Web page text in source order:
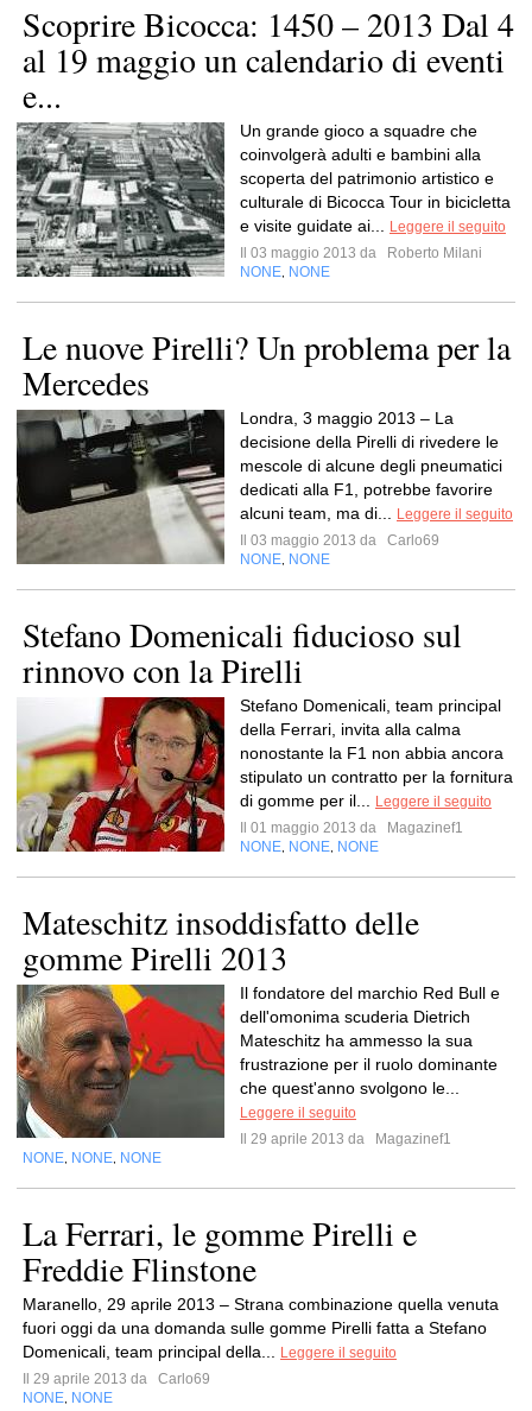
Scoprire Bicocca: 1450 – 2013 Dal 4
al 19 maggio un calendario di eventi
e...
Un grande gioco a squadre che
coinvolgerà adulti e bambini alla
scoperta del patrimonio artistico e
culturale di Bicocca Tour in bicicletta
e visite guidate ai...
Leggere il seguito
Il 03 maggio 2013 da
Roberto Milani
NONE NONE
Le nuove Pirelli? Un problema per la
Mercedes
Londra, 3 maggio 2013 – La
decisione della Pirelli di rivedere le
mescole di alcune degli pneumatici
dedicati alla F1, potrebbe favorire
alcuni team, ma di...
Leggere il seguito
Il 03 maggio 2013 da
Carlo69
NONE NONE
Stefano Domenicali fiducioso sul
rinnovo con la Pirelli
Stefano Domenicali, team principal
della Ferrari, invita alla calma
nonostante la F1 non abbia ancora
stipulato un contratto per la fornitura
di gomme per il...
Leggere il seguito
Il 01 maggio 2013 da
Magazinef1
NONE NONE NONE
Mateschitz insoddisfatto delle
gomme Pirelli 2013
Il fondatore del marchio Red Bull e
dell'omonima scuderia Dietrich
Mateschitz ha ammesso la sua
frustrazione per il ruolo dominante
che quest'anno svolgono le...
Leggere il seguito
Il 29 aprile 2013 da
Magazinef1
NONE NONE NONE
La Ferrari, le gomme Pirelli e
Freddie Flinstone
Maranello, 29 aprile 2013 – Strana combinazione quella venuta
fuori oggi da una domanda sulle gomme Pirelli fatta a Stefano
Domenicali, team principal della...
Leggere il seguito
Il 29 aprile 2013 da
Carlo69
NONE NONE